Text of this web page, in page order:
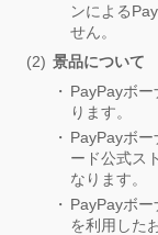
ンによる
せん。
景品について
PayPayボ
ります。
PayPayボ
ード公式ス
なります。
PayPayボ
を利用した